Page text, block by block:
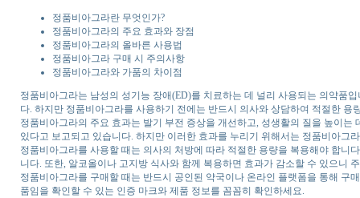
정품비아그라란 무엇인가?
정품비아그라의 주요 효과와 장점
정품비아그라의 올바른 사용법
정품비아그라 구매 시 주의사항
정품비아그라와 가품의 차이점
정품비아그라는 남성의 성기능 장애(ED)를 치료하는 데 널리 사용되는 의약품
다. 하지만 정품비아그라를 사용하기 전에는 반드시 의사와 상담하여 적절한 용
정품비아그라의 주요 효과는 발기 부전 증상을 개선하고, 성생활의 질을 높이
있다고 보고되고 있습니다. 하지만 이러한 효과를 누리기 위해서는 정품비아그
정품비아그라를 사용할 때는 의사의 처방에 따라 적절한 용량을 복용해야 합니
니다. 또한, 알코올이나 고지방 식사와 함께 복용하면 효과가 감소할 수 있으니
정품비아그라를 구매할 때는 반드시 공인된 약국이나 온라인 플랫폼을 통해 구
품임을 확인할 수 있는 인증 마크와 제품 정보를 꼼꼼히 확인하세요.